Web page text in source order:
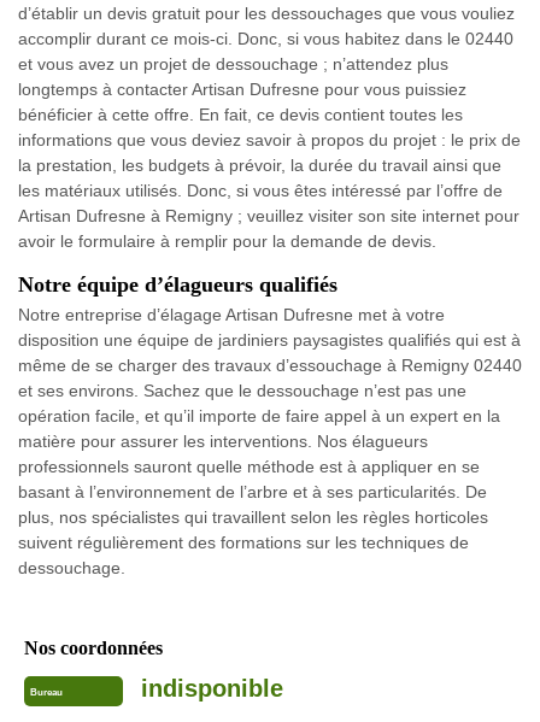
d’établir un devis gratuit pour les dessouchages que vous vouliez
accomplir durant ce mois-ci. Donc, si vous habitez dans le 02440
et vous avez un projet de dessouchage ; n’attendez plus
longtemps à contacter Artisan Dufresne pour vous puissiez
bénéficier à cette offre. En fait, ce devis contient toutes les
informations que vous deviez savoir à propos du projet : le prix de
la prestation, les budgets à prévoir, la durée du travail ainsi que
les matériaux utilisés. Donc, si vous êtes intéressé par l’offre de
Artisan Dufresne à Remigny ; veuillez visiter son site internet pour
avoir le formulaire à remplir pour la demande de devis.
Notre équipe d’élagueurs qualifiés
Notre entreprise d’élagage Artisan Dufresne met à votre
disposition une équipe de jardiniers paysagistes qualifiés qui est à
même de se charger des travaux d’essouchage à Remigny 02440
et ses environs. Sachez que le dessouchage n’est pas une
opération facile, et qu’il importe de faire appel à un expert en la
matière pour assurer les interventions. Nos élagueurs
professionnels sauront quelle méthode est à appliquer en se
basant à l’environnement de l’arbre et à ses particularités. De
plus, nos spécialistes qui travaillent selon les règles horticoles
suivent régulièrement des formations sur les techniques de
dessouchage.
Nos coordonnées
Bureau indisponible